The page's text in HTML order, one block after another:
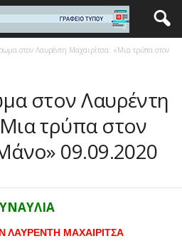
στον Λαυρέντη Μαχαιρίτσα: «Μια τρύπα στον
στον Λαυρέντη
τρύπα στον
09.09.2020
ΛΑΥΡΕΝΤΗ ΜΑΧΑΙΡΙΤΣΑ